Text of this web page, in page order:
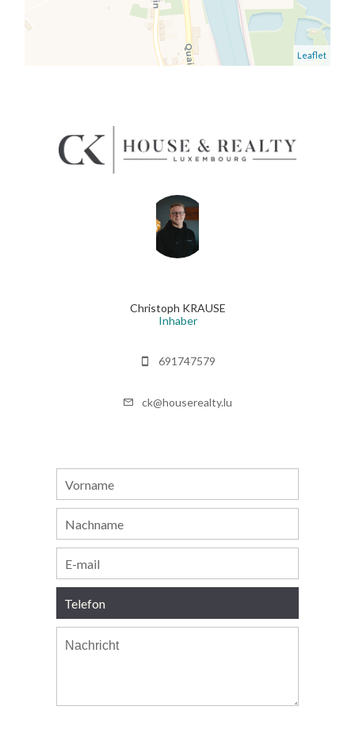
Leaflet
Christoph KRAUSE
Inhaber
691747579
ck@houserealty.lu